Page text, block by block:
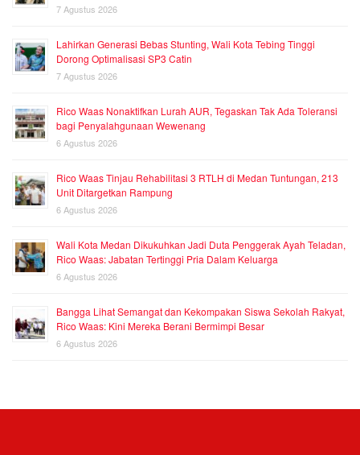
7 Agustus 2026
Lahirkan Generasi Bebas Stunting, Wali Kota Tebing Tinggi
Dorong Optimalisasi SP3 Catin
7 Agustus 2026
Rico Waas Nonaktifkan Lurah AUR, Tegaskan Tak Ada Toleransi
bagi Penyalahgunaan Wewenang
6 Agustus 2026
Rico Waas Tinjau Rehabilitasi 3 RTLH di Medan Tuntungan, 213
Unit Ditargetkan Rampung
6 Agustus 2026
Wali Kota Medan Dikukuhkan Jadi Duta Penggerak Ayah Teladan,
Rico Waas: Jabatan Tertinggi Pria Dalam Keluarga
6 Agustus 2026
Bangga Lihat Semangat dan Kekompakan Siswa Sekolah Rakyat,
Rico Waas: Kini Mereka Berani Bermimpi Besar
6 Agustus 2026